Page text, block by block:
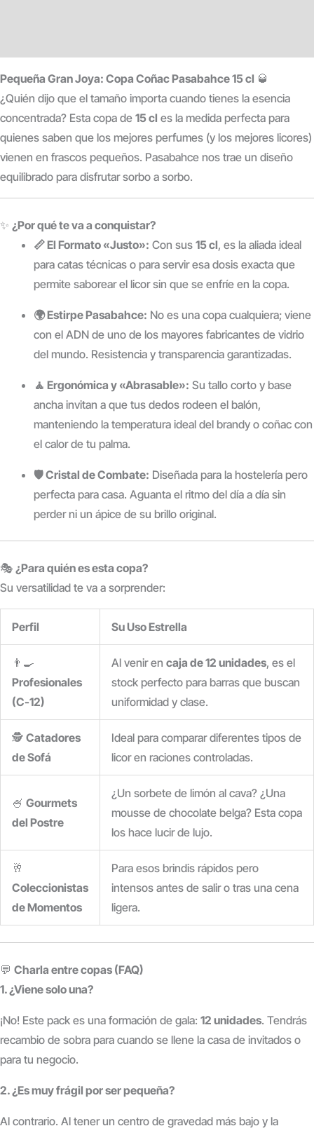
Pequeña Gran Joya: Copa Coñac Pasabahce 15 cl 🥃
¿Quién dijo que el tamaño importa cuando tienes la esencia
concentrada? Esta copa de 15 cl es la medida perfecta para
quienes saben que los mejores perfumes (y los mejores licores)
vienen en frascos pequeños. Pasabahce nos trae un diseño
equilibrado para disfrutar sorbo a sorbo.
✨ ¿Por qué te va a conquistar?
📏 El Formato «Justo»: Con sus 15 cl, es la aliada ideal
para catas técnicas o para servir esa dosis exacta que
permite saborear el licor sin que se enfríe en la copa.
🌍 Estirpe Pasabahce: No es una copa cualquiera; viene
con el ADN de uno de los mayores fabricantes de vidrio
del mundo. Resistencia y transparencia garantizadas.
🧘 Ergonómica y «Abrasable»: Su tallo corto y base
ancha invitan a que tus dedos rodeen el balón,
manteniendo la temperatura ideal del brandy o coñac con
el calor de tu palma.
🛡️ Cristal de Combate: Diseñada para la hostelería pero
perfecta para casa. Aguanta el ritmo del día a día sin
perder ni un ápice de su brillo original.
🎭 ¿Para quién es esta copa?
Su versatilidad te va a sorprender:
Perfil Su Uso Estrella
👨‍🍳
Profesionales
(C-12)
Al venir en caja de 12 unidades, es el
stock perfecto para barras que buscan
uniformidad y clase.
🕵️ Catadores
de Sofá
Ideal para comparar diferentes tipos de
licor en raciones controladas.
🍧 Gourmets
del Postre
¿Un sorbete de limón al cava? ¿Una
mousse de chocolate belga? Esta copa
los hace lucir de lujo.
🥂
Coleccionistas
de Momentos
Para esos brindis rápidos pero
intensos antes de salir o tras una cena
ligera.
💬 Charla entre copas (FAQ)
1. ¿Viene solo una?
¡No! Este pack es una formación de gala: 12 unidades. Tendrás
recambio de sobra para cuando se llene la casa de invitados o
para tu negocio.
2. ¿Es muy frágil por ser pequeña?
Al contrario. Al tener un centro de gravedad más bajo y la